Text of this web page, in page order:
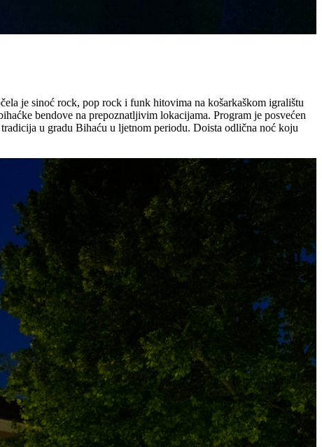
je sinoć rock, pop rock i funk hitovima na košarkaškom igralištu
bendove na prepoznatljivim lokacijama. Program je posvećen
u gradu Bihaću u ljetnom periodu. Doista odlična noć koju